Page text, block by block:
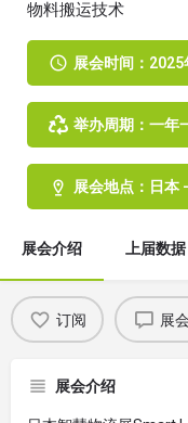
物料搬运技术
展会时间：2025
举办周期：一年
展会地点：日
展会介绍 上届数据
订阅 展
展会介绍